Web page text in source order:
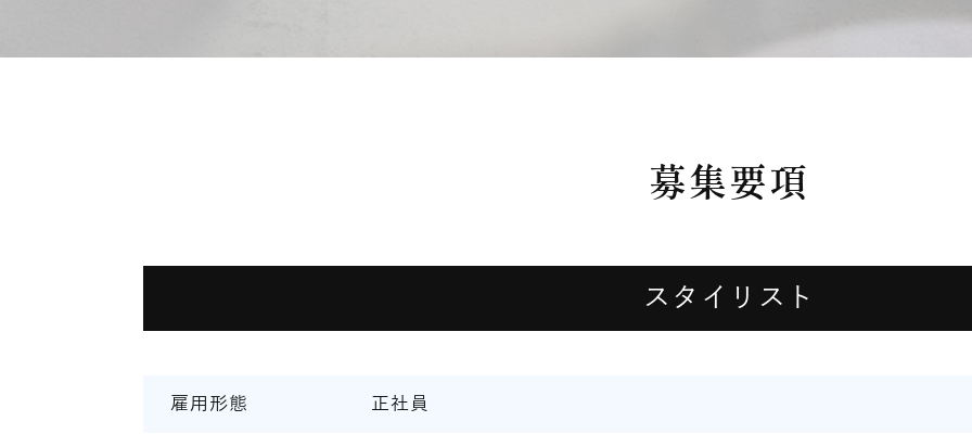
募集要項
スタイリスト
雇用形態 正社員